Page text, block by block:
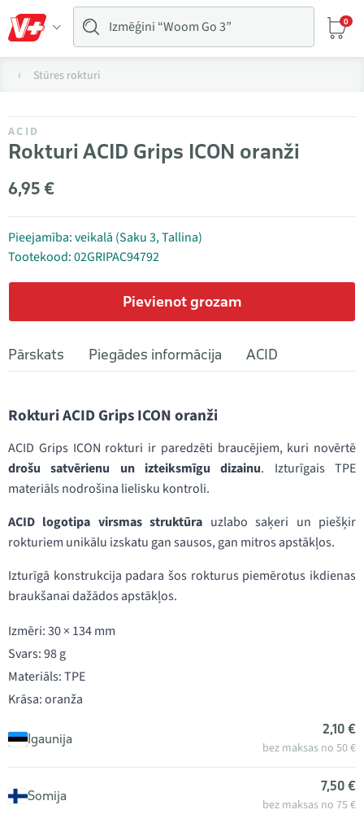
0
Stūres rokturi
ACID
Rokturi ACID Grips ICON oranži
6,95 €
Pieejamība: veikalā (Saku 3, Tallina)
Tootekood: 02GRIPAC94792
Pievienot grozam
Pārskats Piegādes informācija ACID
Rokturi ACID Grips ICON oranži
ACID Grips ICON rokturi ir paredzēti braucējiem, kuri novērtē
drošu satvērienu un izteiksmīgu dizainu. Izturīgais TPE
materiāls nodrošina lielisku kontroli.
ACID logotipa virsmas struktūra uzlabo saķeri un piešķir
rokturiem unikālu izskatu gan sausos, gan mitros apstākļos.
Izturīgā konstrukcija padara šos rokturus piemērotus ikdienas
braukšanai dažādos apstākļos.
Izmēri: 30 × 134 mm
Svars: 98 g
Materiāls: TPE
Krāsa: oranža
Igaunija
2,10 €
bez maksas no 50 €
Somija
7,50 €
bez maksas no 75 €